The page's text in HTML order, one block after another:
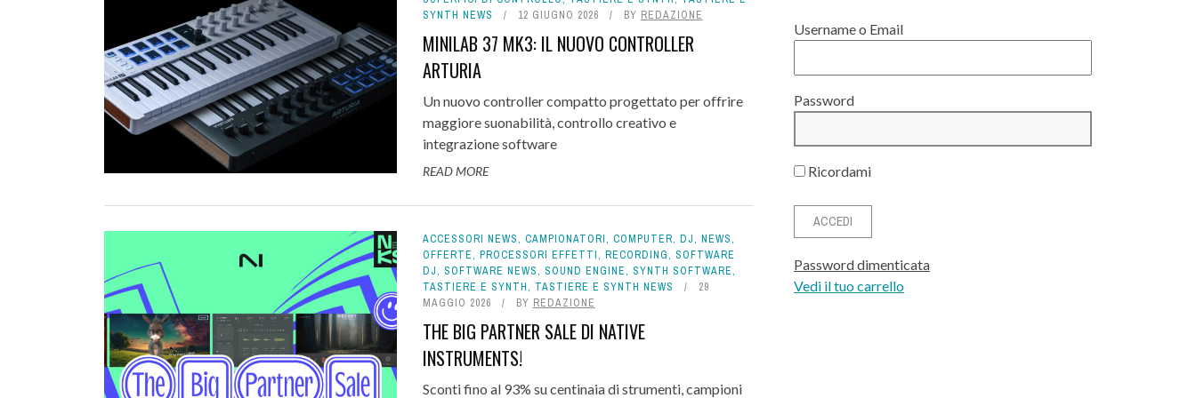
SYNTH NEWS
12 GIUGNO 2026 BY REDAZIONE
MINILAB 37 MK3: IL NUOVO CONTROLLER
ARTURIA
Un nuovo controller compatto progettato per offrire
maggiore suonabilità, controllo creativo e
integrazione software
READ MORE
ACCESSORI NEWS, CAMPIONATORI, COMPUTER, DJ, NEWS,
OFFERTE, PROCESSORI EFFETTI, RECORDING, SOFTWARE
DJ, SOFTWARE NEWS, SOUND ENGINE, SYNTH SOFTWARE,
TASTIERE E SYNTH, TASTIERE E SYNTH NEWS
29
MAGGIO 2026
BY REDAZIONE
THE BIG PARTNER SALE DI NATIVE
INSTRUMENTS!
Sconti fino al 93% su centinaia di strumenti, campioni
Username o Email
Password
Ricordami
Password dimenticata
Vedi il tuo carrello